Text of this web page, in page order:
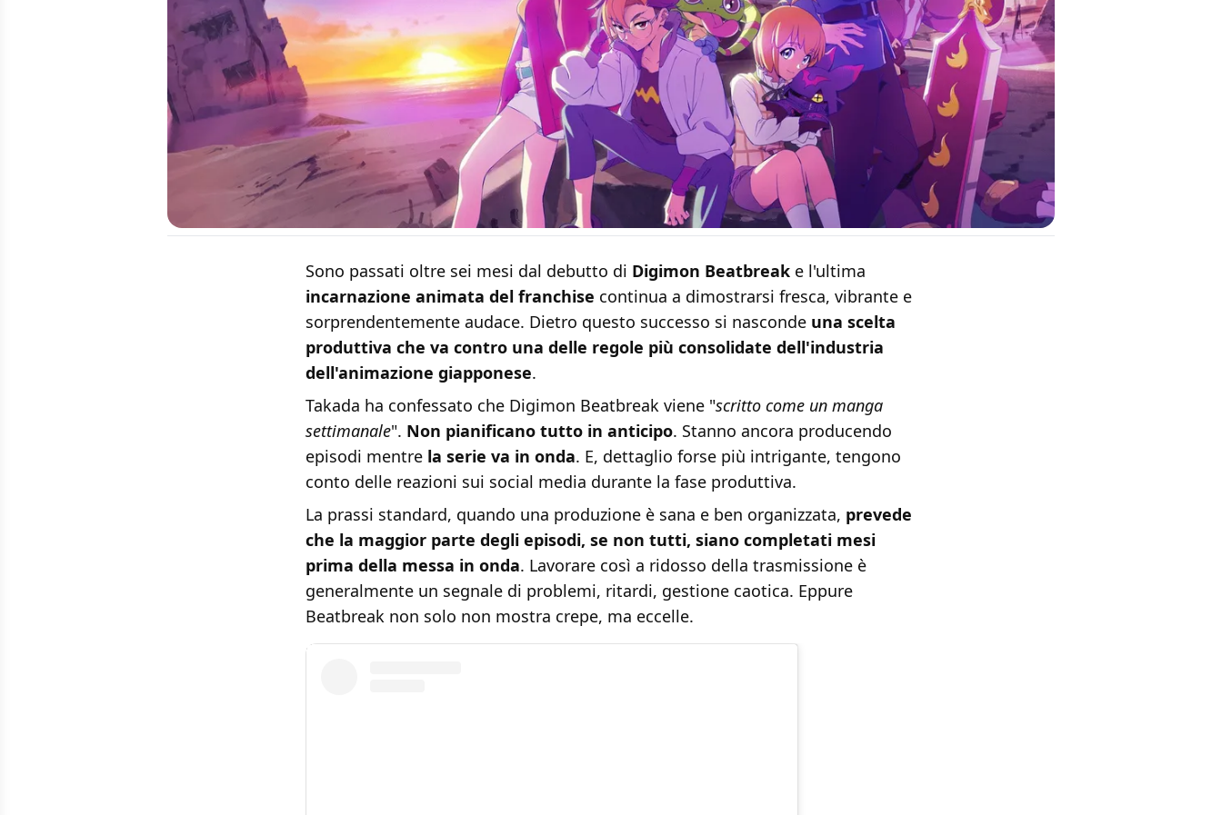
Sono passati oltre sei mesi dal debutto di Digimon Beatbreak e l'ultima
incarnazione animata del franchise continua a dimostrarsi fresca, vibrante e
sorprendentemente audace. Dietro questo successo si nasconde una scelta
produttiva che va contro una delle regole più consolidate dell'industria
dell'animazione giapponese.
Takada ha confessato che Digimon Beatbreak viene "scritto come un manga
settimanale". Non pianificano tutto in anticipo. Stanno ancora producendo
episodi mentre la serie va in onda. E, dettaglio forse più intrigante, tengono
conto delle reazioni sui social media durante la fase produttiva.
La prassi standard, quando una produzione è sana e ben organizzata, prevede
che la maggior parte degli episodi, se non tutti, siano completati mesi
prima della messa in onda. Lavorare così a ridosso della trasmissione è
generalmente un segnale di problemi, ritardi, gestione caotica. Eppure
Beatbreak non solo non mostra crepe, ma eccelle.